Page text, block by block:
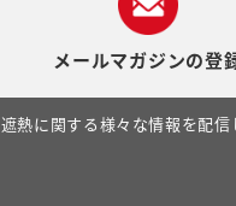
メールマガジンの登
遮熱に関する様々な情報を配信